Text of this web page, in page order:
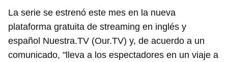
La serie se estrenó este mes en la nueva
plataforma gratuita de streaming en inglés y
español Nuestra.TV (Our.TV) y, de acuerdo a un
comunicado, "lleva a los espectadores en un viaje a